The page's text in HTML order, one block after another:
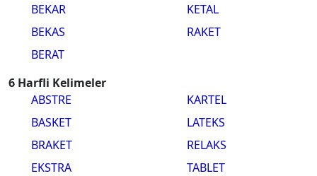
BEKAR
BEKAS
BERAT
KETAL
RAKET
6 Harfli Kelimeler
ABSTRE
BASKET
BRAKET
EKSTRA
KARTEL
LATEKS
RELAKS
TABLET